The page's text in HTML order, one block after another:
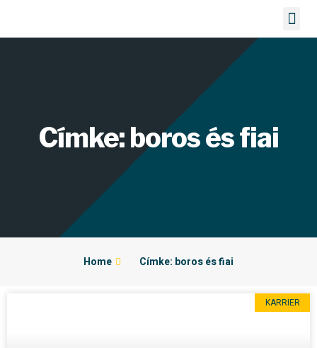
Címke: boros és fiai
Home Címke: boros és fiai
KARRIER